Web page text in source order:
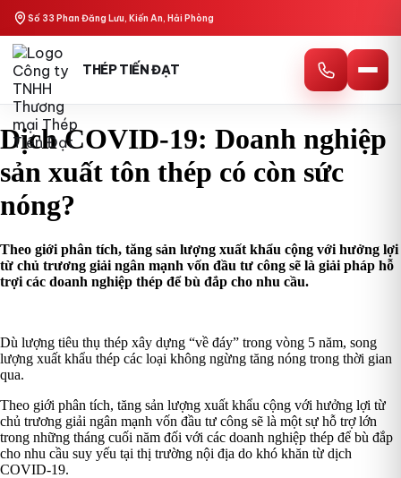
content
Số 33 Phan Đăng Lưu, Kiến An, Hải Phòng
THÉP TIẾN ĐẠT
Dịch COVID-19: Doanh nghiệp
sản xuất tôn thép có còn sức
nóng?
Theo giới phân tích, tăng sản lượng xuất khẩu cộng với hưởng lợi
từ chủ trương giải ngân mạnh vốn đầu tư công sẽ là giải pháp hỗ
trợi các doanh nghiệp thép để bù đắp cho nhu cầu.
Dù lượng tiêu thụ thép xây dựng “về đáy” trong vòng 5 năm, song
lượng xuất khẩu thép các loại không ngừng tăng nóng trong thời gian
qua.
Theo giới phân tích, tăng sản lượng xuất khẩu cộng với hưởng lợi từ
chủ trương giải ngân mạnh vốn đầu tư công sẽ là một sự hỗ trợ lớn
trong những tháng cuối năm đối với các doanh nghiệp thép để bù đắp
cho nhu cầu suy yếu tại thị trường nội địa do khó khăn từ dịch
COVID-19.